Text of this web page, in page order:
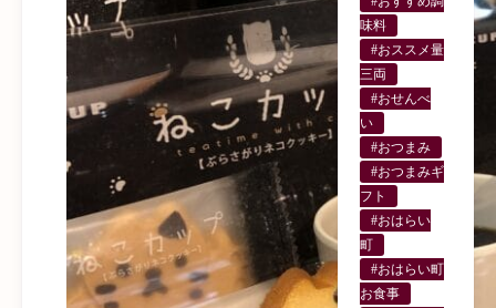
味料
#おススメ量
三両
#おせんべ
い
#おつまみ
#おつまみギ
フト
#おはらい
町
#おはらい町
お食事